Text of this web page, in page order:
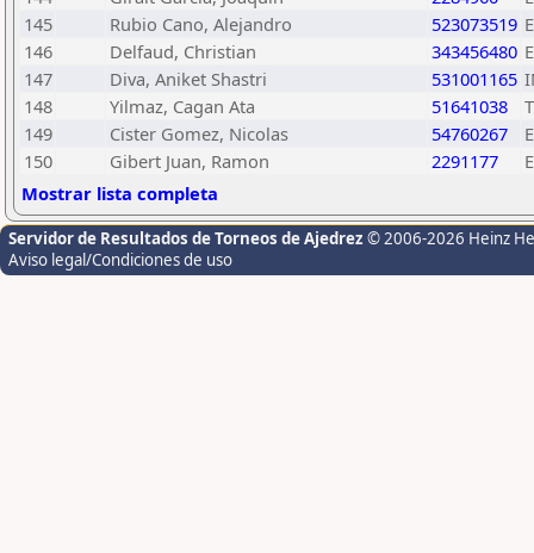
145
Rubio Cano, Alejandro 523073519
146
Delfaud, Christian 343456480
147
Diva, Aniket Shastri 531001165
148
Yilmaz, Cagan Ata 51641038
149
Cister Gomez, Nicolas 54760267
150
Gibert Juan, Ramon 2291177
Mostrar lista completa
Servidor de Resultados de Torneos de Ajedrez © 2006-2026 Heinz
Aviso legal/Condiciones de uso